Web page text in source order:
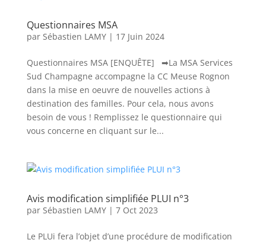
Questionnaires MSA
par Sébastien LAMY| 17 Juin 2024
Questionnaires MSA [ENQUÊTE] ➡La MSA Services
Sud Champagne accompagne la CC Meuse Rognon
dans la mise en oeuvre de nouvelles actions à
destination des familles. Pour cela, nous avons
besoin de vous ! Remplissez le questionnaire qui
vous concerne en cliquant sur le...
Avis modification simplifiée PLUI n°3
par Sébastien LAMY| 7 Oct 2023
Le PLUi fera l’objet d’une procédure de modification